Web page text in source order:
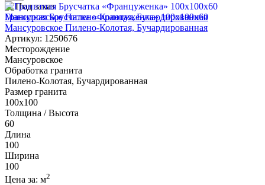
Под заказ
Гранитная Брусчатка «Француженка» 100х100x60
Мансуровское Пилено-Колотая, Бучардированная
Артикул: 1250676
Месторождение
Мансуровское
Обработка гранита
Пилено-Колотая, Бучардированная
Размер гранита
100х100
Толщина / Высота
60
Длина
100
Ширина
100
Цена за: м2